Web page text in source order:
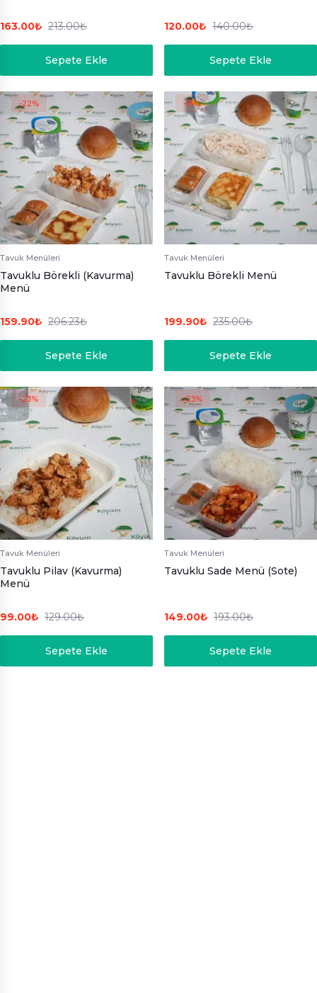
213.00₺
163.00₺
Sepete Ekle
140.00₺
120.00₺
Sepete Ekle
-22%
Tavuk Menüleri
Tavuklu Börekli (Kavurma)
Menü
206.23₺
159.90₺
Sepete Ekle
-15%
Tavuk Menüleri
Tavuklu Börekli Menü
235.00₺
199.90₺
Sepete Ekle
-23%
Tavuk Menüleri
Tavuklu Pilav (Kavurma)
Menü
129.00₺
99.00₺
Sepete Ekle
-23%
Tavuk Menüleri
Tavuklu Sade Menü (Sote)
193.00₺
149.00₺
Sepete Ekle